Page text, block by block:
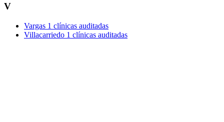
V
Vargas 1 clínicas auditadas
Villacarriedo 1 clínicas auditadas